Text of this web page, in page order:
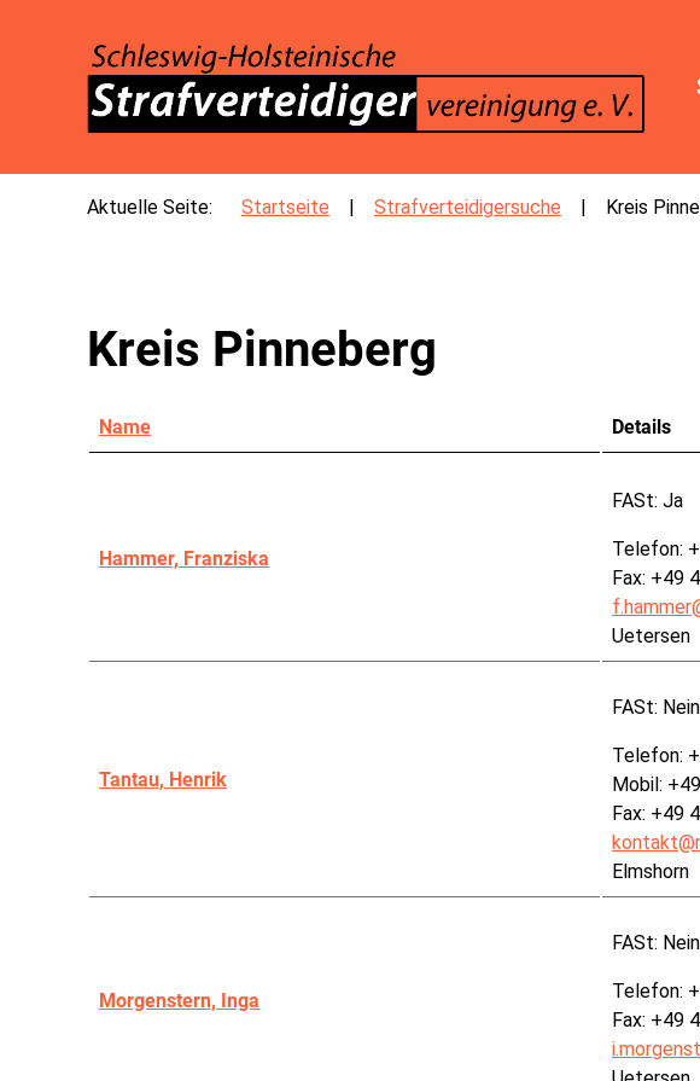
SKIP TO MAIN CONTENT
Aktuelle Seite: Startseite Strafverteidigersuche Kreis
Kreis Pinneberg
Name Details
Hammer, Franziska
FASt: Ja
Telefon:
Fax: +49
Uetersen
Tantau, Henrik
FASt: Nein
Telefon:
Mobil:
Fax: +49
Elmshorn
Morgenstern, Inga
FASt: Nein
Telefon:
Fax: +49